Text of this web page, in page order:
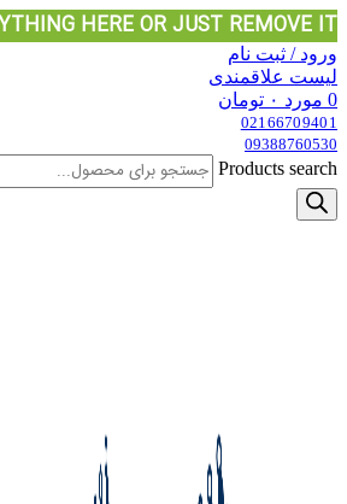
HERE OR JUST REMOVE IT…
ورود / ثبت نام
لیست علاقمندی
0 مورد ۰ تومان
02166709401
09388760530
Products search